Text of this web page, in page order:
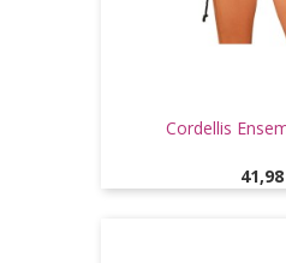
Cordellis
Prix